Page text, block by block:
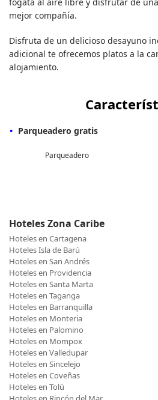
fogata al aire libre y disfrutar de
mejor compañía.
Disfruta de un delicioso desayuno
adicional te ofrecemos platos a la
alojamiento.
Parqueadero gratis
Parqueadero
Hoteles Zona Caribe
Hoteles en Cartagena
Hoteles Isla de Barú
Hoteles en San Andrés
Hoteles en Providencia
Hoteles en Santa Marta
Hoteles en Taganga
Hoteles en Barranquilla
Hoteles en Monteria
Hoteles en Palomino
Hoteles en Mompox
Hoteles en Valledupar
Hoteles en Sincelejo
Hoteles en Coveñas
Hoteles en Tolú